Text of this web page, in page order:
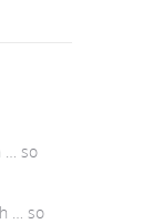
… so
… so